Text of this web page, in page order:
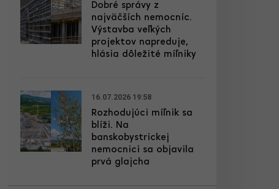
Dobré správy z
najväčších nemocníc.
Výstavba veľkých
projektov napreduje,
hlásia dôležité míľniky
16.07.2026 19:58
Rozhodujúci míľnik sa
blíži. Na
banskobystrickej
nemocnici sa objavila
prvá glajcha